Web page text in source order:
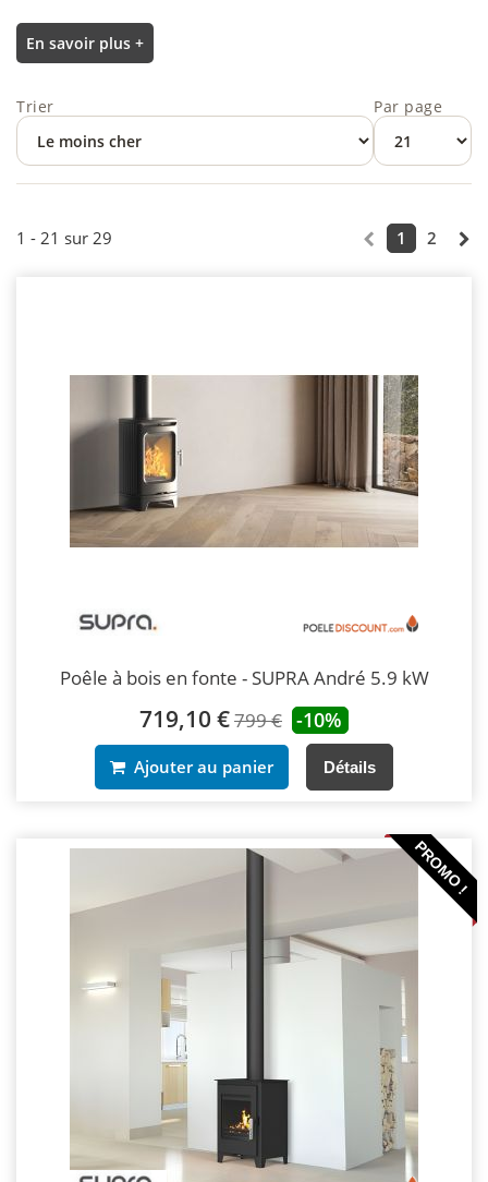
En savoir plus +
Trier Par page
1 2
1 - 21 sur 29
Poêle à bois en fonte - SUPRA André 5.9 kW
719,10 €799 € -10%
Ajouter au panier Détails
PROMO !